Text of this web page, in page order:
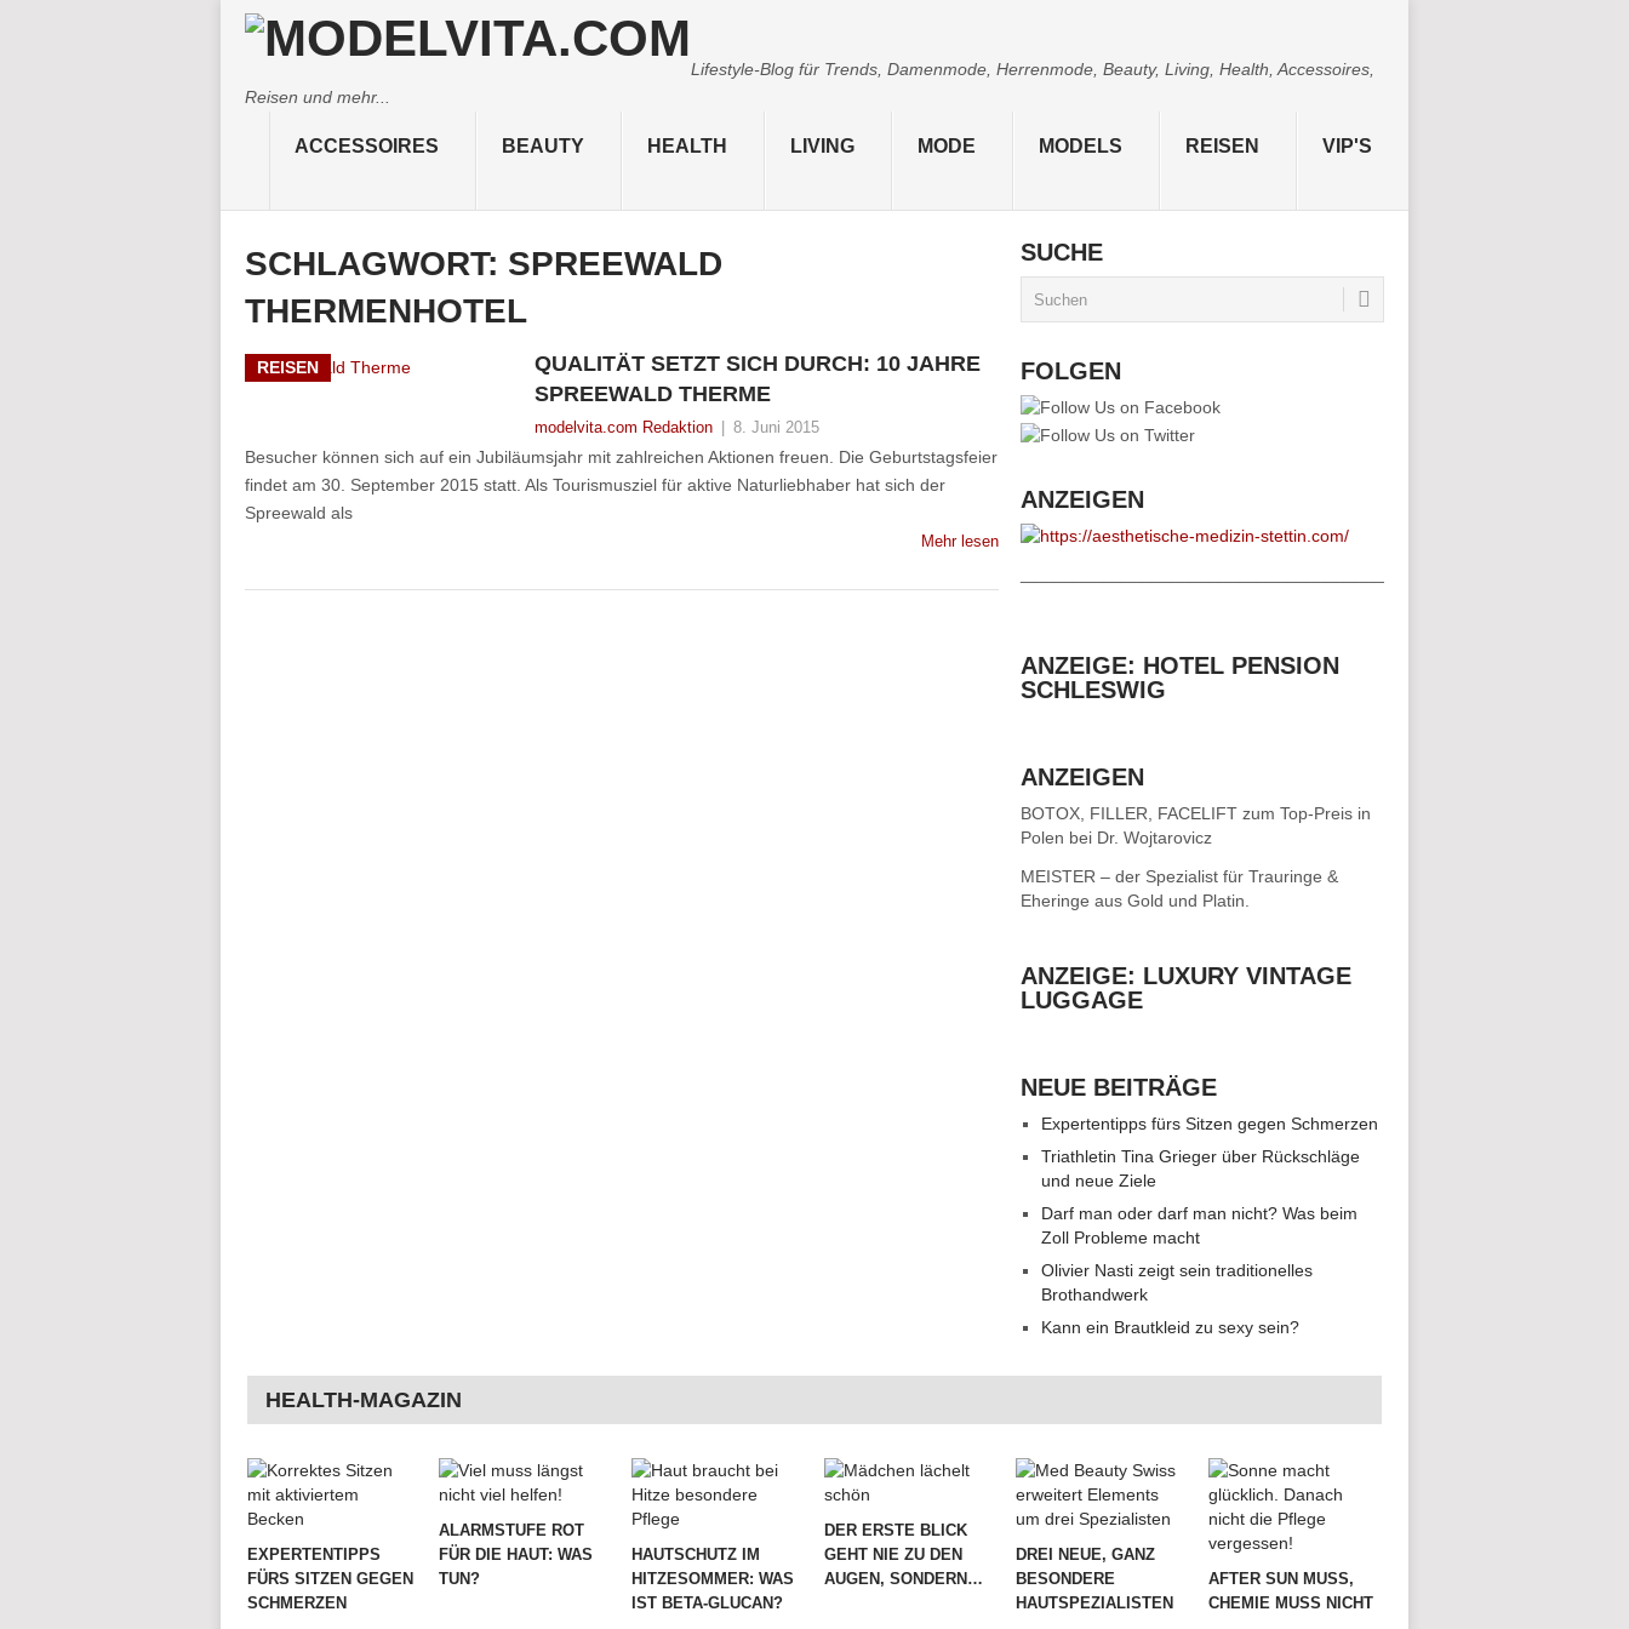
Lifestyle-Blog für Trends, Damenmode, Herrenmode, Beauty, Living, Health, Accessoires,
Reisen und mehr...
ACCESSOIRES BEAUTY HEALTH LIVING MODE MODELS REISEN VIP'S
SCHLAGWORT: SPREEWALD
THERMENHOTEL
REISEN
QUALITÄT SETZT SICH DURCH: 10 JAHRE
SPREEWALD THERME
modelvita.com Redaktion 8. Juni 2015
Besucher können sich auf ein Jubiläumsjahr mit zahlreichen Aktionen freuen. Die Geburtstagsfeier
findet am 30. September 2015 statt. Als Tourismusziel für aktive Naturliebhaber hat sich der
Spreewald als
Mehr lesen
SUCHE
FOLGEN
ANZEIGEN
ANZEIGE: HOTEL PENSION
SCHLESWIG
ANZEIGEN
BOTOX, FILLER, FACELIFT zum Top-Preis in
Polen bei Dr. Wojtarovicz
MEISTER – der Spezialist für Trauringe &
Eheringe aus Gold und Platin.
ANZEIGE: LUXURY VINTAGE
LUGGAGE
NEUE BEITRÄGE
Expertentipps fürs Sitzen gegen Schmerzen
Triathletin Tina Grieger über Rückschläge
und neue Ziele
Darf man oder darf man nicht? Was beim
Zoll Probleme macht
Olivier Nasti zeigt sein traditionelles
Brothandwerk
Kann ein Brautkleid zu sexy sein?
HEALTH-MAGAZIN
EXPERTENTIPPS
FÜRS SITZEN GEGEN
SCHMERZEN
ALARMSTUFE ROT
FÜR DIE HAUT: WAS
TUN?
HAUTSCHUTZ IM
HITZESOMMER: WAS
IST BETA-GLUCAN?
DER ERSTE BLICK
GEHT NIE ZU DEN
AUGEN, SONDERN…
DREI NEUE, GANZ
BESONDERE
HAUTSPEZIALISTEN
AFTER SUN MUSS,
CHEMIE MUSS NICHT